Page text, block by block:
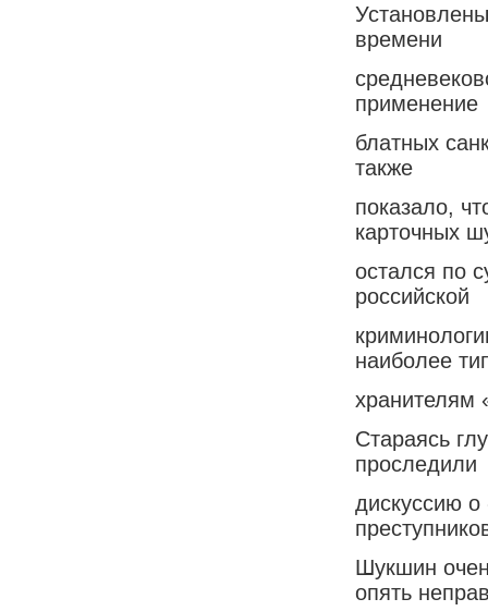
времени
применение
блатных
также
показало,
карточных
остался по
российской
наиболее
хранителям
Стараясь
проследили
дискуссию
Шукшин
опять